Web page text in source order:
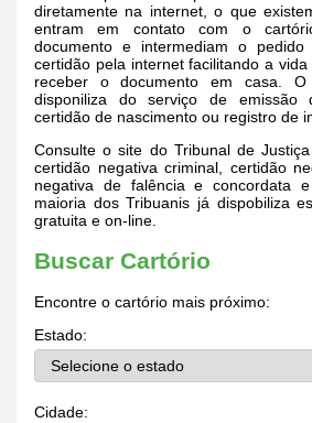
diretamente na internet, o que
entram em contato com o
documento e intermediam o
certidão pela internet facilitando a
receber o documento em casa.
disponiliza do serviço de emissão
certidão de nascimento ou registro de
Consulte o site do Tribunal de
certidão negativa criminal, certidão
negativa de falência e concordata
maioria dos Tribuanis já dispobiliza
gratuita e on-line.
Buscar Cartório
Encontre o cartório mais próximo:
Estado:
Cidade: